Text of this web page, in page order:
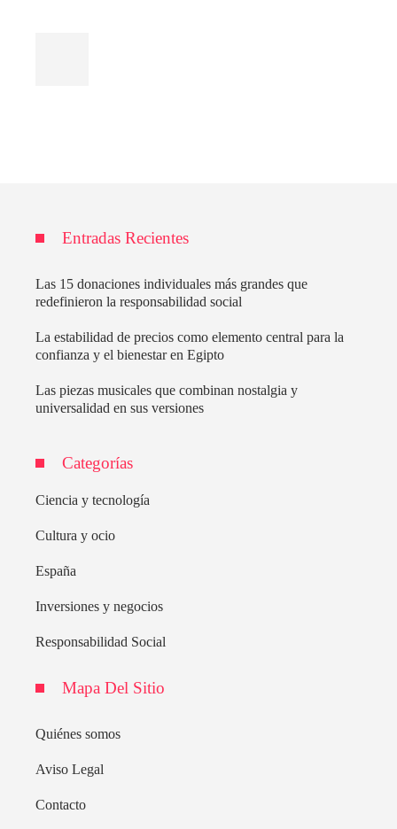
Entradas Recientes
Las 15 donaciones individuales más grandes que
redefinieron la responsabilidad social
La estabilidad de precios como elemento central para la
confianza y el bienestar en Egipto
Las piezas musicales que combinan nostalgia y
universalidad en sus versiones
Categorías
Ciencia y tecnología
Cultura y ocio
España
Inversiones y negocios
Responsabilidad Social
Mapa Del Sitio
Quiénes somos
Aviso Legal
Contacto